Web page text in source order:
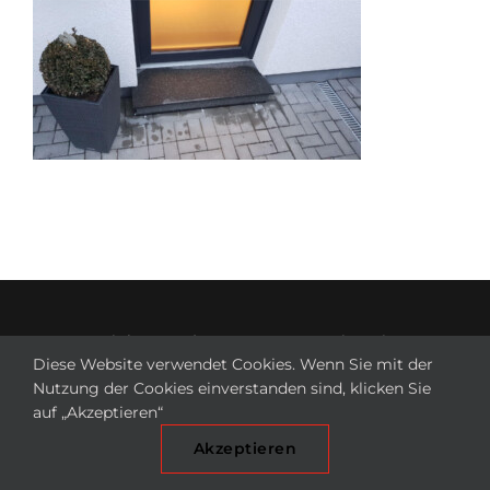
© Copyright 2023 | WANAVI Natursteinsanierung -
Waldemar Borowczyk | Design:GOLDWEB
Diese Website verwendet Cookies. Wenn Sie mit der
Nutzung der Cookies einverstanden sind, klicken Sie
auf „Akzeptieren“
Akzeptieren